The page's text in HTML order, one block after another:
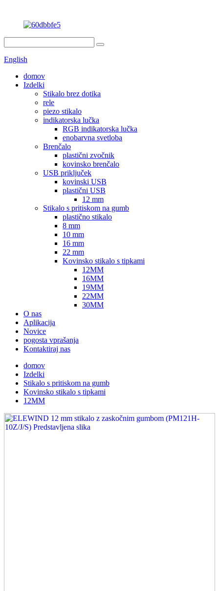
English
domov
Izdelki
Stikalo brez dotika
rele
piezo stikalo
indikatorska lučka
RGB indikatorska lučka
enobarvna svetloba
Brenčalo
plastični zvočnik
kovinsko brenčalo
USB priključek
kovinski USB
plastični USB
12 mm
Stikalo s pritiskom na gumb
plastično stikalo
8 mm
10 mm
16 mm
22 mm
Kovinsko stikalo s tipkami
12MM
16MM
19MM
22MM
30MM
O nas
Aplikacija
Novice
pogosta vprašanja
Kontaktiraj nas
domov
Izdelki
Stikalo s pritiskom na gumb
Kovinsko stikalo s tipkami
12MM